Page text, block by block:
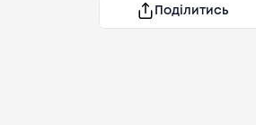
Поділитись